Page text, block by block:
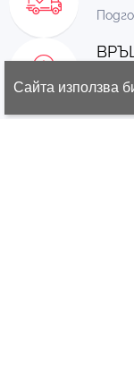
Сайта използва